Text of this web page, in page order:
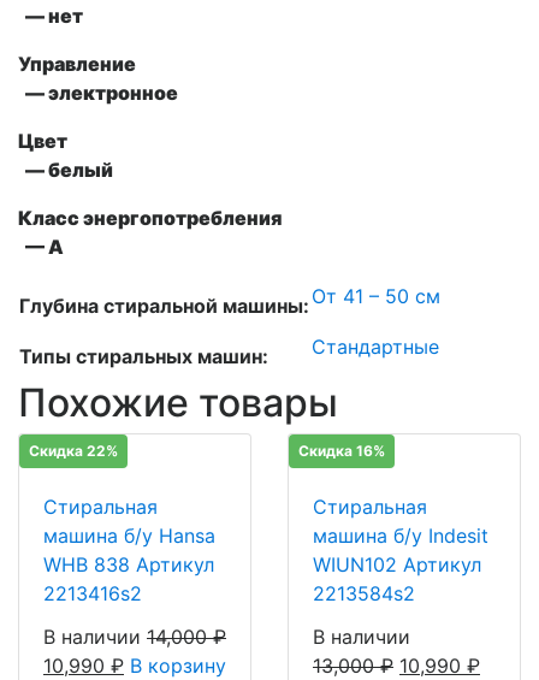
— нет
Управление
— электронное
Цвет
— белый
Класс энергопотребления
— А
Глубина стиральной машины: От 41 – 50 см
Типы стиральных машин: Стандартные
Похожие товары
Скидка 22%
Стиральная
машина б/у Hansa
WHB 838 Артикул
2213416s2
В наличии 14,000₽
10,990 ₽ В корзину
Скидка 16%
Стиральная
машина б/у Indesit
WIUN102 Артикул
2213584s2
В наличии
13,000₽ 10,990 ₽